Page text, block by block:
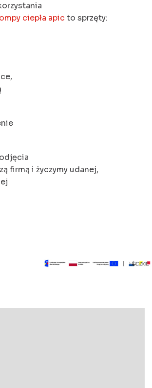
ciepła apic to sprzęty:
firmą i życzymy udanej,